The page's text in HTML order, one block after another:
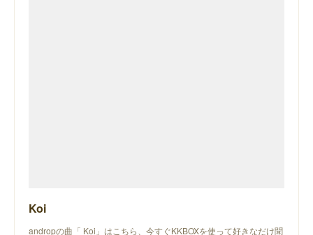
Koi
andropの曲「 Koi」はこちら、今すぐKKBOXを使って好きなだけ聞